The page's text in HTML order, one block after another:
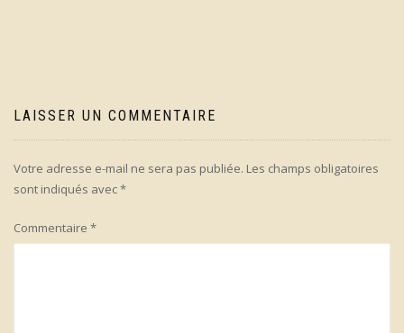
LAISSER UN COMMENTAIRE
Votre adresse e-mail ne sera pas publiée. Les champs obligatoires
sont indiqués avec*
Commentaire *